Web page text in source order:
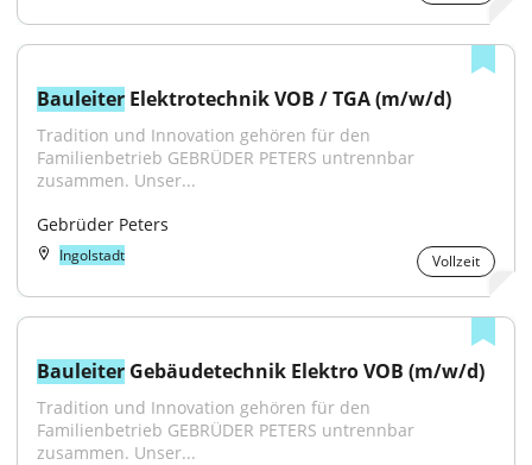
Bauleiter Elektrotechnik VOB / TGA (m/w/d)
Tradition und Innovation gehören für den
Familienbetrieb GEBRÜDER PETERS untrennbar
zusammen. Unser...
Gebrüder Peters
Ingolstadt Vollzeit
Bauleiter Gebäudetechnik Elektro VOB (m/w/d)
Tradition und Innovation gehören für den
Familienbetrieb GEBRÜDER PETERS untrennbar
zusammen. Unser...